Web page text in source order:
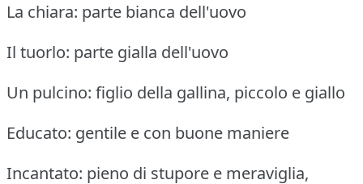
La chiara: parte bianca dell'uovo
Il tuorlo: parte gialla dell'uovo
Un pulcino: figlio della gallina, piccolo e giallo
Educato: gentile e con buone maniere
Incantato: pieno di stupore e meraviglia,